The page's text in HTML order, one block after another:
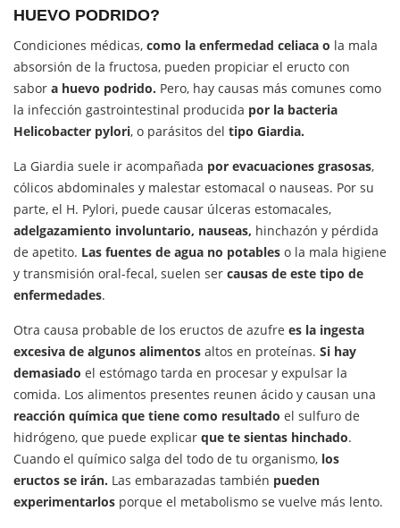
HUEVO PODRIDO?
Condiciones médicas, como la enfermedad celiaca o la mala
absorsión de la fructosa, pueden propiciar el eructo con
sabor a huevo podrido. Pero, hay causas más comunes como
la infección gastrointestinal producida por la bacteria
Helicobacter pylori, o parásitos del tipo Giardia.
La Giardia suele ir acompañada por evacuaciones grasosas,
cólicos abdominales y malestar estomacal o nauseas. Por su
parte, el H. Pylori, puede causar úlceras estomacales,
adelgazamiento involuntario, nauseas, hinchazón y pérdida
de apetito. Las fuentes de agua no potables o la mala higiene
y transmisión oral-fecal, suelen ser causas de este tipo de
enfermedades.
Otra causa probable de los eructos de azufre es la ingesta
excesiva de algunos alimentos altos en proteínas. Si hay
demasiado el estómago tarda en procesar y expulsar la
comida. Los alimentos presentes reunen ácido y causan una
reacción química que tiene como resultado el sulfuro de
hidrógeno, que puede explicar que te sientas hinchado.
Cuando el químico salga del todo de tu organismo, los
eructos se irán. Las embarazadas también pueden
experimentarlos porque el metabolismo se vuelve más lento.